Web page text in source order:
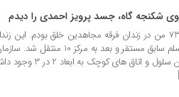
شکنجه گاه، جسد پرویز احمدی را دیدم
لشکر مسلم سابق مستقر و بعد به
این زندان سلول و